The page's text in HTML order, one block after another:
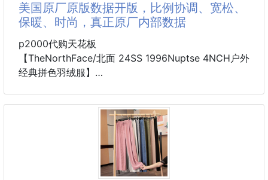
🔴規格：500g/包
🔴保存期限：冷凍一年
-------------------
36包以上免運，未滿+220
上樓、偏遠地區、外島、港口、醫院運費另計
美国原厂原版数据开版，比例协调、宽松、
保暖、时尚，真正原厂内部数据
p2000代购天花板
【TheNorthFace/北面 24SS 1996Nuptse 4NCH户外
经典拼色羽绒服】
面。它也是The North Face"的产品能够发挥功能的地
方。 The North Face。一直致力支持去发现亲近自
然。赞助探险家们去征服那些遥远的,人类尚不可触及
的角落。 The North Face"的标识,取自于美国
Yosemite优胜美地国家公园内的半圆页山Half Dome,